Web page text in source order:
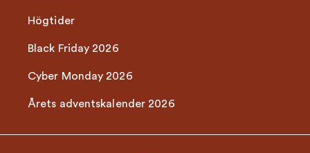
Högtider
Black Friday 2026
Cyber Monday 2026
Årets adventskalender 2026